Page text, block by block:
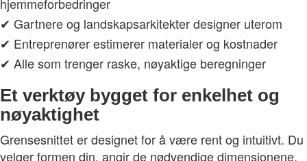
✔ Gartnere og landskapsarkitekter designer uterom
✔ Entreprenører estimerer materialer og kostnader
✔ Alle som trenger raske, nøyaktige beregninger
Et verktøy bygget for enkelhet og
nøyaktighet
Grensesnittet er designet for å være rent og intuitivt. Du
velger formen din, angir de nødvendige dimensjonene,